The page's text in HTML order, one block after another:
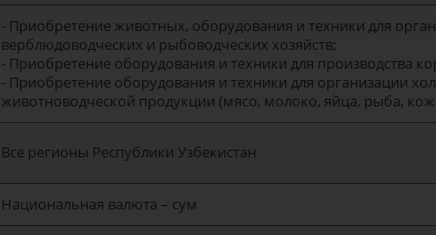
- Приобретение животных, оборудования и техники для
верблюдоводческих и рыбоводческих хозяйств;
- Приобретение оборудования и техники для производства
- Приобретение оборудования и техники для организации
животноводческой продукции (мясо, молоко, яйца, рыба,
Все регионы Республики Узбекистан
Национальная валюта – сум